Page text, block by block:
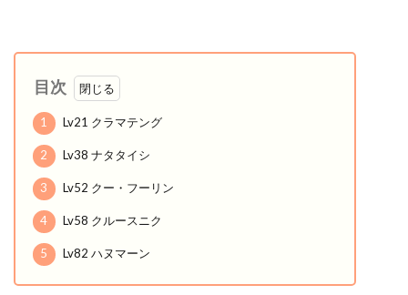
目次
1 Lv21 クラマテング
2 Lv38 ナタタイシ
3 Lv52 クー・フーリン
4 Lv58 クルースニク
5 Lv82 ハヌマーン